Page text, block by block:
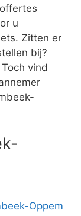
u
Zitten er
bij?
vind
Oppem